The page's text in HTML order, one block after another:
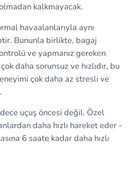
kalkmayacak.
havaalanlarıyla aynı
Bununla birlikte, bagaj
ve yapmanız gereken
daha sorunsuz ve hızlıdır, bu
çok daha az stresli ve
uçuş öncesi değil. Özel
daha hızlı hareket eder -
6 saate kadar daha hızlı